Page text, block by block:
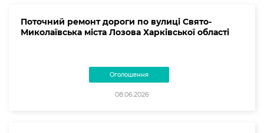
Поточний ремонт дороги по вулиці Свято-
Миколаївська міста Лозова Харківської області
Оголошення
08.06.2026